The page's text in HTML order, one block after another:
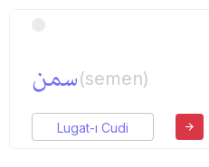
سمن(semen)
Lugat-ı Cudi